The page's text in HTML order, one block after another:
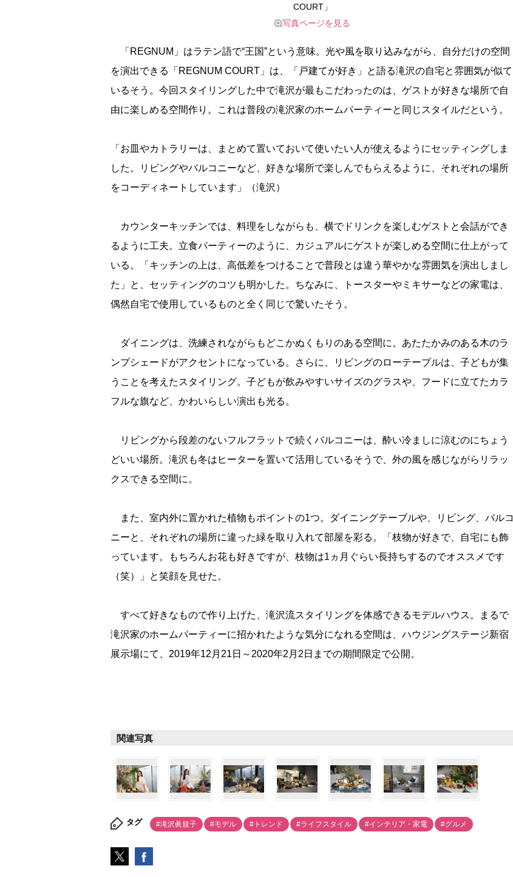
COURT」
写真ページを見る
「REGNUM」はラテン語で“王国”という意味。光や風を取り込みながら、自分だけの空間
を演出できる「REGNUM COURT」は、「戸建てが好き」と語る滝沢の自宅と雰囲気が似て
いるそう。今回スタイリングした中で滝沢が最もこだわったのは、ゲストが好きな場所で自
由に楽しめる空間作り。これは普段の滝沢家のホームパーティーと同じスタイルだという。
「お皿やカトラリーは、まとめて置いておいて使いたい人が使えるようにセッティングしま
した。リビングやバルコニーなど、好きな場所で楽しんでもらえるように、それぞれの場所
をコーディネートしています」（滝沢）
カウンターキッチンでは、料理をしながらも、横でドリンクを楽しむゲストと会話ができ
るように工夫。立食パーティーのように、カジュアルにゲストが楽しめる空間に仕上がって
いる。「キッチンの上は、高低差をつけることで普段とは違う華やかな雰囲気を演出しまし
た」と、セッティングのコツも明かした。ちなみに、トースターやミキサーなどの家電は、
偶然自宅で使用しているものと全く同じで驚いたそう。
ダイニングは、洗練されながらもどこかぬくもりのある空間に。あたたかみのある木のラ
ンプシェードがアクセントになっている。さらに、リビングのローテーブルは、子どもが集
うことを考えたスタイリング。子どもが飲みやすいサイズのグラスや、フードに立てたカラ
フルな旗など、かわいらしい演出も光る。
リビングから段差のないフルフラットで続くバルコニーは、酔い冷ましに涼むのにちょう
どいい場所。滝沢も冬はヒーターを置いて活用しているそうで、外の風を感じながらリラッ
クスできる空間に。
また、室内外に置かれた植物もポイントの1つ。ダイニングテーブルや、リビング、バルコ
ニーと、それぞれの場所に違った緑を取り入れて部屋を彩る。「枝物が好きで、自宅にも飾
っています。もちろんお花も好きですが、枝物は1ヵ月ぐらい長持ちするのでオススメです
（笑）」と笑顔を見せた。
すべて好きなもので作り上げた、滝沢流スタイリングを体感できるモデルハウス。まるで
滝沢家のホームパーティーに招かれたような気分になれる空間は、ハウジングステージ新宿
展示場にて、2019年12月21日～2020年2月2日までの期間限定で公開。
関連写真
タグ #滝沢眞規子 #モデル #トレンド #ライフスタイル #インテリア・家電 #グルメ